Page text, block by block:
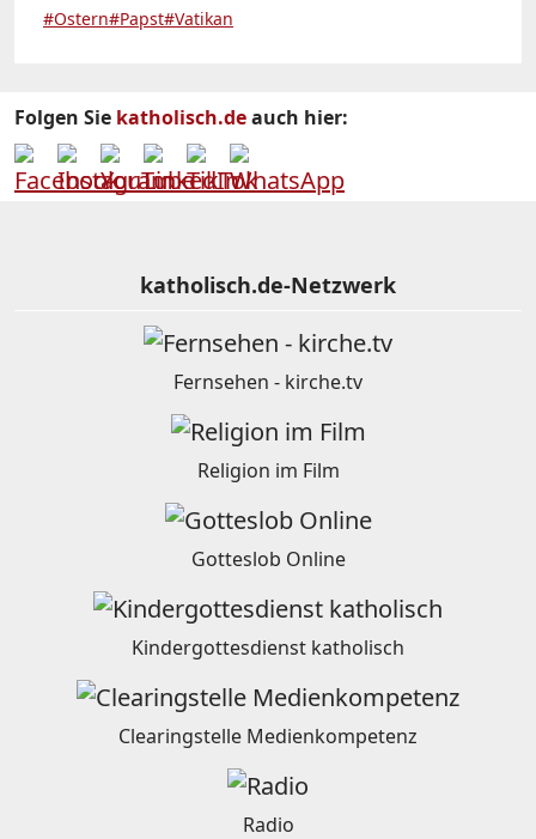
#Ostern#Papst#Vatikan
Folgen Sie katholisch.deauch hier:
katholisch.de-Netzwerk
Fernsehen - kirche.tv
Religion im Film
Gotteslob Online
Kindergottesdienst katholisch
Clearingstelle Medienkompetenz
Radio